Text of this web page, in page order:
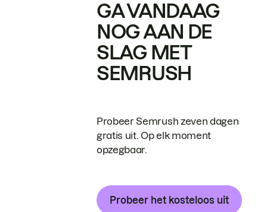
GA VANDAAG
NOG AAN DE
SLAG MET
SEMRUSH
Probeer Semrush zeven dagen
gratis uit. Op elk moment
opzegbaar.
Probeer het kosteloos uit